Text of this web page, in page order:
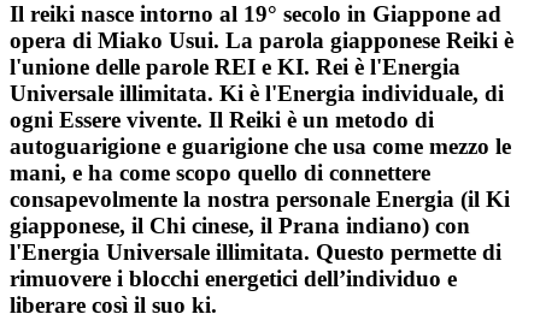
Il reiki nasce intorno al 19° secolo in Giappone ad
opera di Miako Usui. La parola giapponese Reiki è
l'unione delle parole REI e KI. Rei è l'Energia
Universale illimitata. Ki è l'Energia individuale, di
ogni Essere vivente. Il Reiki è un metodo di
autoguarigione e guarigione che usa come mezzo le
mani, e ha come scopo quello di connettere
consapevolmente la nostra personale Energia (il Ki
giapponese, il Chi cinese, il Prana indiano) con
l'Energia Universale illimitata. Questo permette di
rimuovere i blocchi energetici dell’individuo e
liberare così il suo ki.